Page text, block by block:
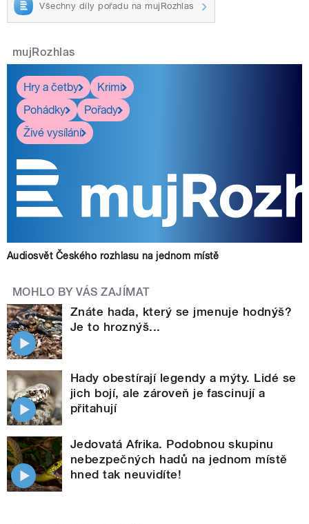
Všechny díly pořadu na mujRozhlas
mujRozhlas
Hry a četby
Krimi
Pohádky
Pořady
Živé vysílání
Audiosvět Českého rozhlasu na jednom místě
MOHLO BY VÁS ZAJÍMAT
Znáte hada, který se jmenuje hodnýš?
Je to hroznýš...
Hady obestírají legendy a mýty. Lidé se
jich bojí, ale zároveň je fascinují a
přitahují
Jedovatá Afrika. Podobnou skupinu
nebezpečných hadů na jednom místě
hned tak neuvidíte!